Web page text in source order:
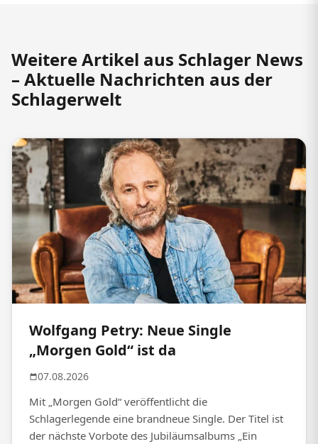
Weitere Artikel aus Schlager News
– Aktuelle Nachrichten aus der
Schlagerwelt
Wolfgang Petry: Neue Single
„Morgen Gold“ ist da
07.08.2026
Mit „Morgen Gold“ veröffentlicht die
Schlagerlegende eine brandneue Single. Der Titel ist
der nächste Vorbote des Jubiläumsalbums „Ein